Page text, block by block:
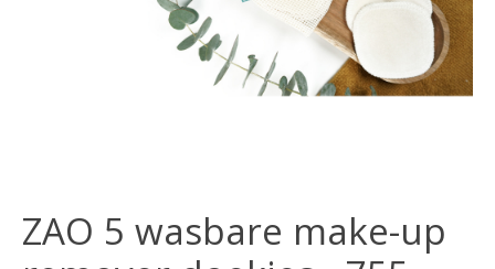
ZAO 5 wasbare make-up